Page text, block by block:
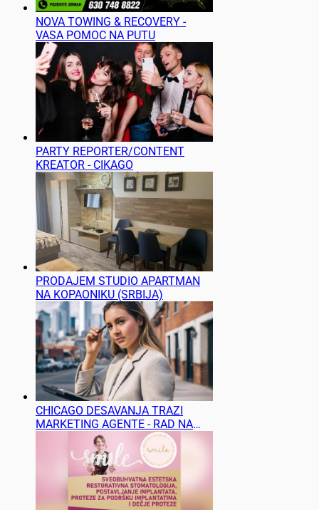
NOVA TOWING & RECOVERY -
VASA POMOC NA PUTU
PARTY REPORTER/CONTENT
KREATOR - CIKAGO
PRODAJEM STUDIO APARTMAN
NA KOPAONIKU (SRBIJA)
CHICAGO DESAVANJA TRAZI
MARKETING AGENTE - RAD NA